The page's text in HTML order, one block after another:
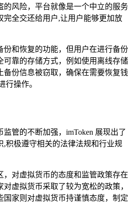
的风险，平台就像是一个中立的服务
完全交还给用户,让用户能够更加放
份和恢复的功能，但用户在进行备份
可靠的存储方式，例如使用离线存储
备份信息被窃取，确保在需要恢复钱
行操作。
监管的不断加强，imToken 展现出了
,积极遵守相关的法律法规和行业规
，对虚拟货币的态度和监管政策存在
虚拟货币采取了较为宽松的政策，
国家则对虚拟货币持谨慎态度，制定